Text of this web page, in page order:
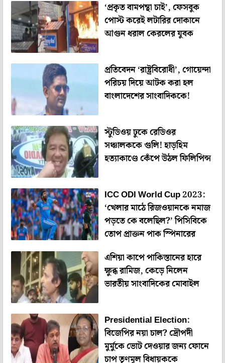
‘প্রকৃত বামপন্থা চাই’, ফেসবুক
পোস্ট করেই লটারির দোকানে
আগুন ধরাল কেরলের যুবক
প্রতিবেদন ‘রাষ্ট্রবিরোধী’, গোয়েন্দা
পরিচয় দিয়ে আটক করা হল
বাংলাদেশের সাংবাদিককে!
স্টুডিওয় ঢুকে রেডিওর
সঞ্চালককে গুলি! হাড়হিম
হত্যাকাণ্ডে কেঁপে উঠল ফিলিপিন্স
ICC ODI World Cup 2023:
‘খেলার মাঠে রিজওয়ানকে নমাজ
পড়তে কে বলেছিল?’ পিসিবিকে
তোপ প্রাক্তন পাক স্পিনারের
এশিয়া কাপে পাকিস্তানের হারে
ক্ষুব্ধ রামিজ, কেড়ে নিলেন
ভারতীয় সাংবাদিকের মোবাইল
Presidential Election:
বিজেপির নয়া চাল? দ্রৌপদী
মুর্মুকে ভোট দেওয়ার জন্য ফোনে
চাপ তৃণমূল বিধায়ককে